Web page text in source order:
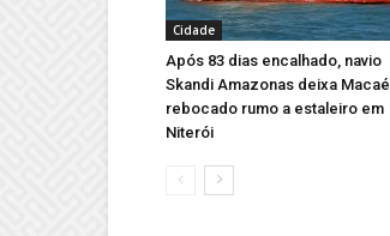
Cidade
Após 83 dias encalhado, navio
Skandi Amazonas deixa Macaé
rebocado rumo a estaleiro em
Niterói